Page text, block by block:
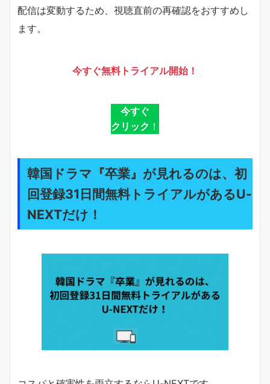
配信は変動するため、視聴直前の再確認をおすすめし
ます。
今すぐ無料トライアル開始！
今すぐ
クリック ！
韓国ドラマ『卒業』が見れるのは、初
回登録31日間無料トライアルがあるU-
NEXTだけ！